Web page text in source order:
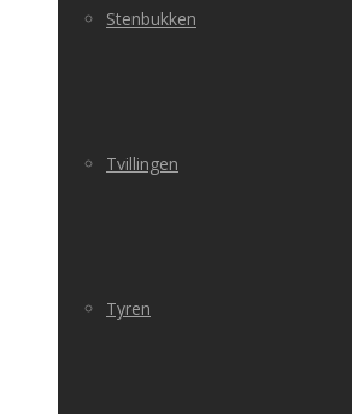
Stenbukken
Tvillingen
Tyren